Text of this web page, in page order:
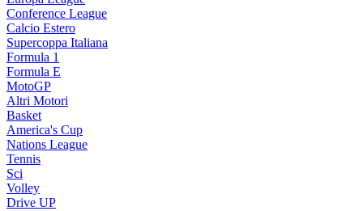
Conference League
Calcio Estero
Supercoppa Italiana
Formula 1
Formula E
MotoGP
Altri Motori
Basket
America's Cup
Nations League
Tennis
Sci
Volley
Drive UP